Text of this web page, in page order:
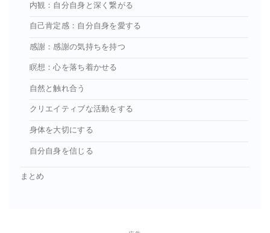
内観：自分自身と深く繋がる
自己肯定感：自分自身を愛する
感謝：感謝の気持ちを持つ
瞑想：心を落ち着かせる
自然と触れ合う
クリエイティブな活動をする
身体を大切にする
自分自身を信じる
まとめ